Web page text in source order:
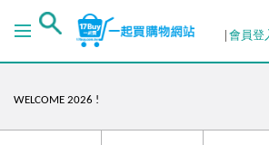
會員登
I'm your best choice!
語你相遇，未來複利!
WELCOME 2026 !